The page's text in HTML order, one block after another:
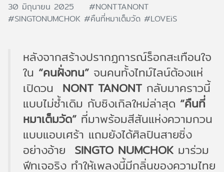
30 มิถุนายน 2025
#NONTTANONT
#SINGTONUMCHOK #คืนที่หมาเต็มวัด #LOVEiS
หลังจากสร้างปรากฏการณ์ร็อกสะเทือนใจ
ใน “คนฝั่งทน” จนคนทั้งไทม์ไลน์ต้องแห่
เปิดวน NONT TANONT กลับมาคราวนี้
แบบไม่ซ้ำเดิม กับซิงเกิลใหม่ล่าสุด “คืนที่
หมาเต็มวัด” ที่มาพร้อมสีสันแห่งความกวน
แบบแอบเศร้า แถมยังได้ศิลปินสายซิ่ง
อย่างอ้าย SINGTO NUMCHOK มาร่วม
ฟีทเจอริง ทําให้เพลงนี้มีกลิ่นของความไทย